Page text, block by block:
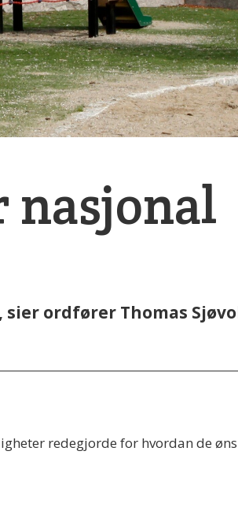
nasjonal
ordfører Thomas
redegjorde for hvordan de